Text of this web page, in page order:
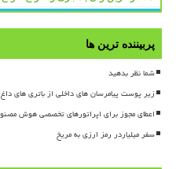
پربیننده ترین ها
شما نظر بدهید
زیر پوست پیامرسان های داخلی از باتری های
اعطای مجوز برای اپراتورهای تخصصی هوش
سفر میلیاردر رمز ارزی به مریخ